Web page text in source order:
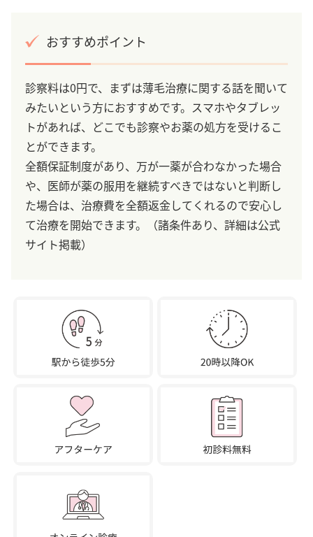
おすすめポイント
診察料は0円で、まずは薄毛治療に関する話を聞いて
みたいという方におすすめです。スマホやタブレッ
トがあれば、どこでも診察やお薬の処方を受けるこ
とができます。
全額保証制度があり、万が一薬が合わなかった場合
や、医師が薬の服用を継続すべきではないと判断し
た場合は、治療費を全額返金してくれるので安心し
て治療を開始できます。（諸条件あり、詳細は公式
サイト掲載）